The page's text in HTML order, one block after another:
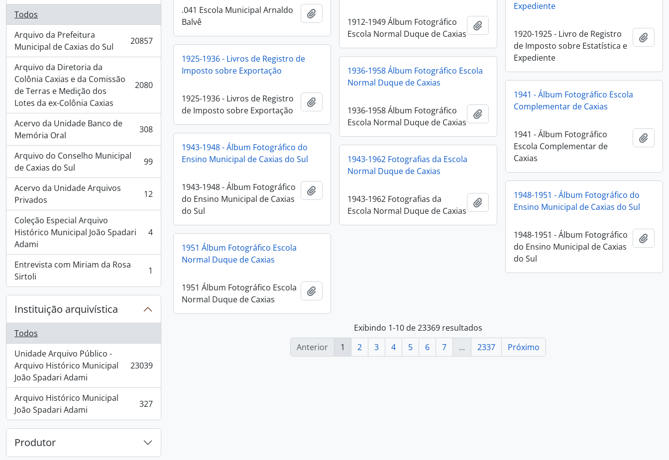
Todos
Arquivo da Prefeitura
Municipal de Caxias do Sul
, 20857 resultados 20857
Arquivo da Diretoria da
Colônia Caxias e da Comissão
de Terras e Medição dos
Lotes da ex-Colônia Caxias
, 2080 resultados 2080
Acervo da Unidade Banco de
Memória Oral
, 308 resultados 308
Arquivo do Conselho Municipal
de Caxias do Sul
, 99 resultados 99
Acervo da Unidade Arquivos
Privados
, 12 resultados 12
Coleção Especial Arquivo
Histórico Municipal João Spadari
Adami
, 4 resultados 4
Entrevista com Miriam da Rosa
Sirtoli
, 1 resultados 1
Instituição arquivística
Todos
Unidade Arquivo Público -
Arquivo Histórico Municipal
João Spadari Adami
, 23039 resultados 23039
Arquivo Histórico Municipal
João Spadari Adami
, 327 resultados 327
Produtor
.041 Escola Municipal Arnaldo
Balvê
1912-1949 Álbum Fotográfico
Escola Normal Duque de Caxias
Adicionar a área de transferência
Expediente
1920-1925 - Livro de Registro
de Imposto sobre Estatística e
Expediente
1925-1936 - Livros de Registro de
Imposto sobre Exportação
1925-1936 - Livros de Registro
de Imposto sobre Exportação
1936-1958 Álbum Fotográfico Escola
Normal Duque de Caxias
1936-1958 Álbum Fotográfico
Escola Normal Duque de Caxias
Adicionar a área de transferência
1941 - Álbum Fotográfico Escola
Complementar de Caxias
1941 - Álbum Fotográfico
Escola Complementar de
Caxias
1943-1948 - Álbum Fotográfico do
Ensino Municipal de Caxias do Sul
1943-1948 - Álbum Fotográfico
do Ensino Municipal de Caxias
do Sul
1943-1962 Fotografias da Escola
Normal Duque de Caxias
1943-1962 Fotografias da
Escola Normal Duque de Caxias
Adicionar a área de transferência
1948-1951 - Álbum Fotográfico do
Ensino Municipal de Caxias do Sul
1948-1951 - Álbum Fotográfico
do Ensino Municipal de Caxias
do Sul
1951 Álbum Fotográfico Escola
Normal Duque de Caxias
1951 Álbum Fotográfico Escola
Normal Duque de Caxias
Exibindo 1-10 de 23369 resultados
Anterior
1 2 3 4 5 6 7 ... 2337 Próximo